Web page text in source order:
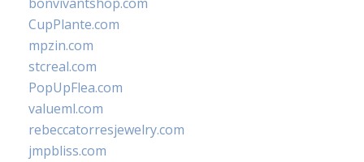
CupPlante.com
mpzin.com
stcreal.com
PopUpFlea.com
valueml.com
rebeccatorresjewelry.com
jmpbliss.com